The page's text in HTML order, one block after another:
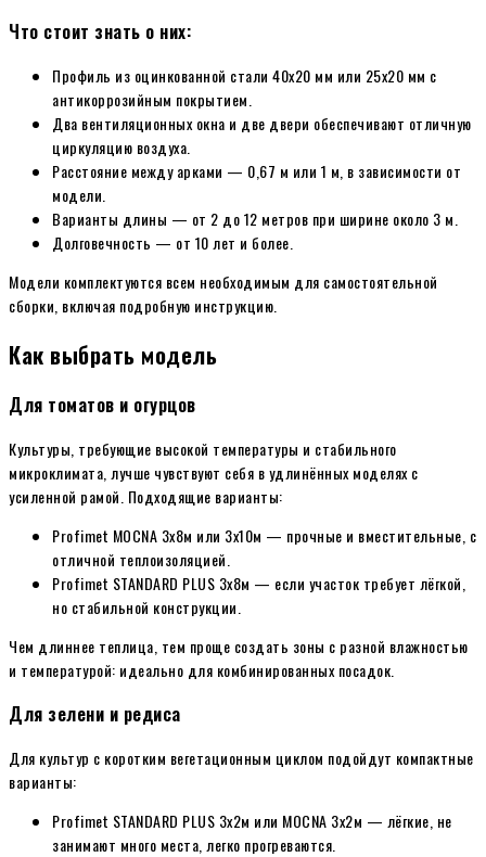
Что стоит знать о них:
Профиль из оцинкованной стали 40х20 мм или 25х20 мм с
антикоррозийным покрытием.
Два вентиляционных окна и две двери обеспечивают отличную
циркуляцию воздуха.
Расстояние между арками — 0,67 м или 1 м, в зависимости от
модели.
Варианты длины — от 2 до 12 метров при ширине около 3 м.
Долговечность — от 10 лет и более.
Модели комплектуются всем необходимым для самостоятельной
сборки, включая подробную инструкцию.
Как выбрать модель
Для томатов и огурцов
Культуры, требующие высокой температуры и стабильного
микроклимата, лучше чувствуют себя в удлинённых моделях с
усиленной рамой. Подходящие варианты:
Profimet MOCNA 3х8м или 3х10м — прочные и вместительные, с
отличной теплоизоляцией.
Profimet STANDARD PLUS 3х8м — если участок требует лёгкой,
но стабильной конструкции.
Чем длиннее теплица, тем проще создать зоны с разной влажностью
и температурой: идеально для комбинированных посадок.
Для зелени и редиса
Для культур с коротким вегетационным циклом подойдут компактные
варианты:
Profimet STANDARD PLUS 3х2м или MOCNA 3х2м — лёгкие, не
занимают много места, легко прогреваются.